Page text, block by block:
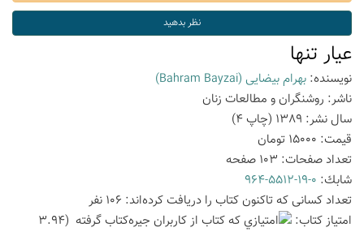
عیار تنها
نویسنده: بهرام بیضایی (Bahram Bayzai)
ناشر: روشنگران و مطالعات زنان
سال نشر: 1389 (چاپ4
)
قیمت: 15000 تومان
تعداد صفحات: 103 صفحه
شابك: 964-5512-19-0
تعداد كسانی كه تاكنون كتاب را دریافت كرده‌اند: 106 نفر
امتیاز كتاب:
(3.94